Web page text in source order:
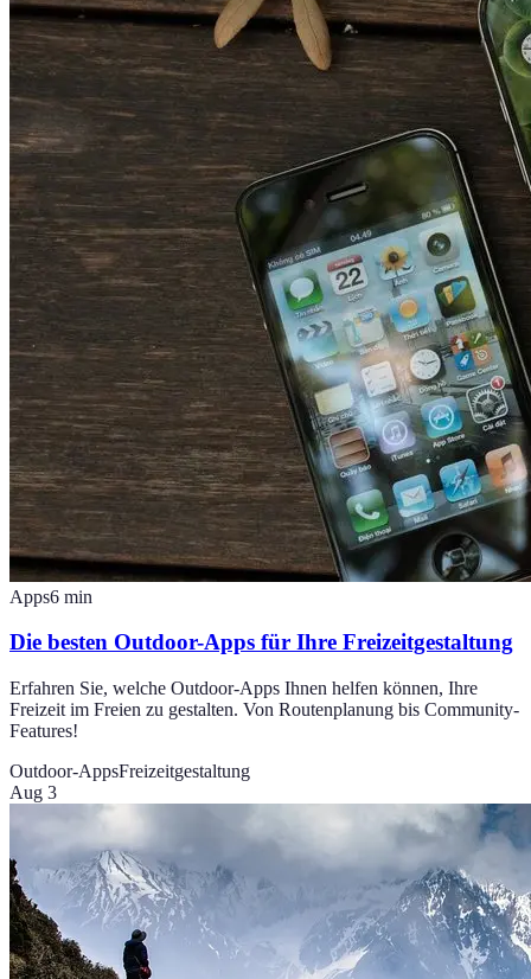
Apps6 min
Die besten Outdoor-Apps für Ihre Freizeitgestaltung
Erfahren Sie, welche Outdoor-Apps Ihnen helfen können, Ihre
Freizeit im Freien zu gestalten. Von Routenplanung bis Community-
Features!
Outdoor-AppsFreizeitgestaltung
Aug 3